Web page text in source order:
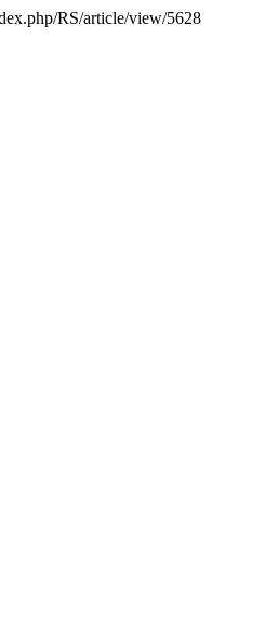
RS/article/view/5628